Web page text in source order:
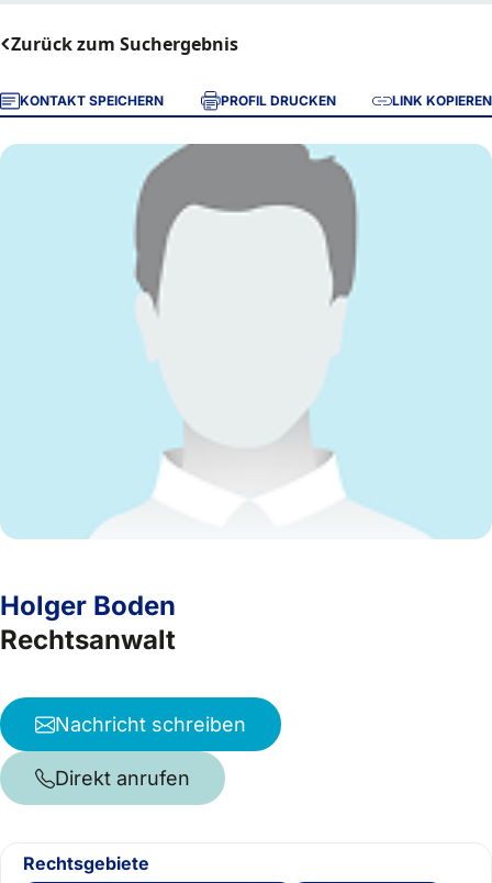
Zurück zum Suchergebnis
KONTAKT SPEICHERN PROFIL DRUCKEN LINK KOPIEREN
Holger Boden
Rechtsanwalt
Nachricht schreiben
Direkt anrufen
Rechtsgebiete